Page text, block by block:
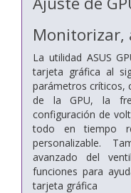
Monitorizar,
La utilidad ASUS
tarjeta gráfica al
parámetros críticos,
de la GPU, la
configuración de
todo en tiempo
personalizable.
avanzado del
funciones para
tarjeta gráfica